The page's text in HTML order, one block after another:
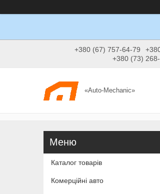
+380 (67) 757-64-79
+380 (73)
«Auto-Mechanic»
Каталог товарів
Комерційні авто